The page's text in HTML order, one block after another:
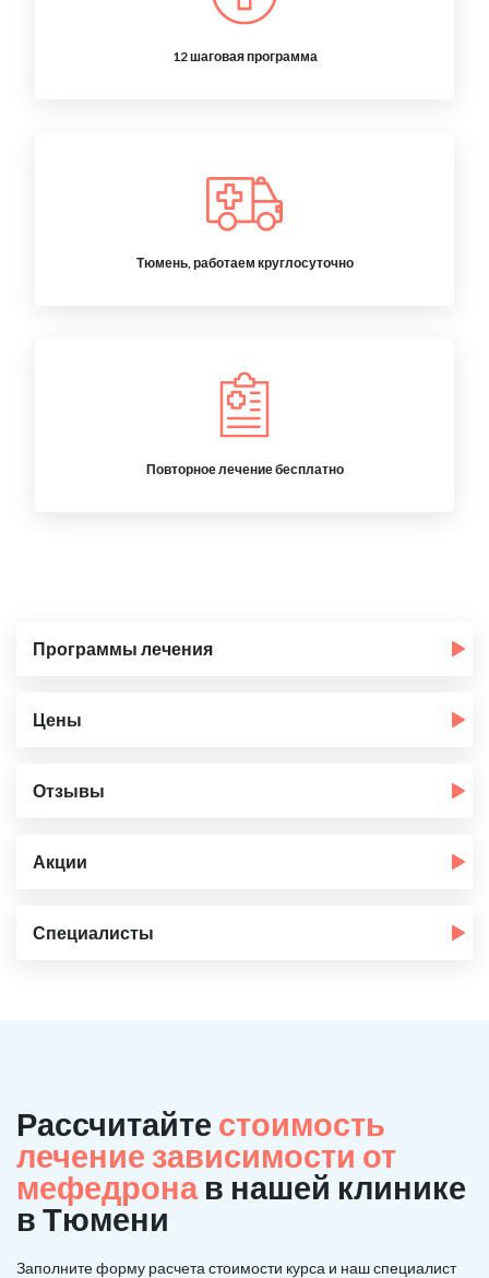
12 шаговая программа
Тюмень, работаем круглосуточно
Повторное лечение бесплатно
Программы лечения
Цены
Отзывы
Акции
Специалисты
Рассчитайте стоимость
лечение зависимости от
мефедрона в нашей клинике
в Тюмени
Заполните форму расчета стоимости курса и наш специалист